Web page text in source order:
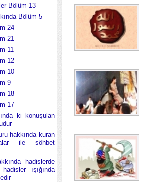
Bölüm-13
Bölüm-5
24
21
11
12
10
9
18
17
ki konuşulan
hakkında kuran
ile söhbet
hadislerde
ışığında